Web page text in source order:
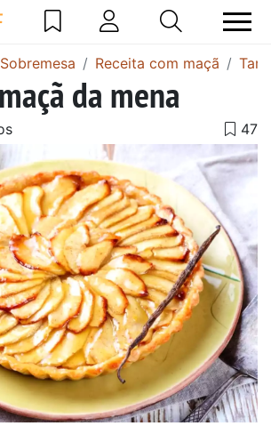
Sobremesa Receita com maçã
da mena